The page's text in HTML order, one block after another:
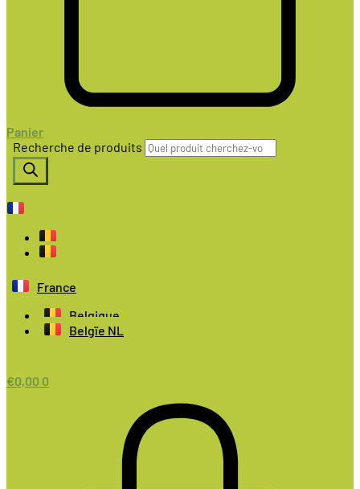
Panier
Recherche de produits
France
Belgique
Belgïe NL
€0,00 0